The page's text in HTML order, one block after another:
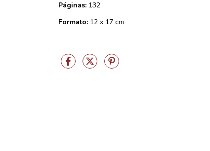
Páginas: 132
Formato: 12 x 17 cm